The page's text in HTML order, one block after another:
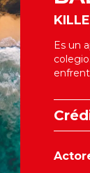
Es un